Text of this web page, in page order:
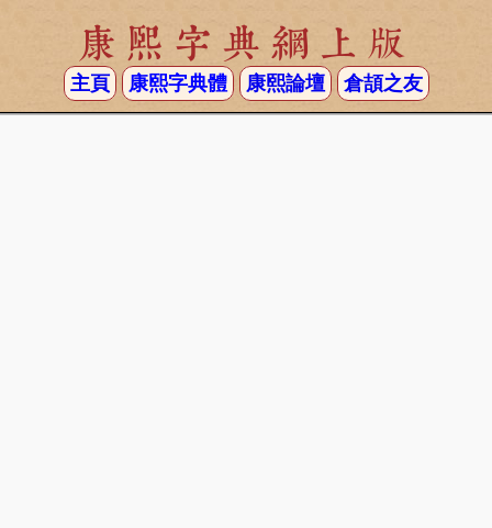
康熙字典網上版
主頁 康熙字典體 康熙論壇 倉頡之友